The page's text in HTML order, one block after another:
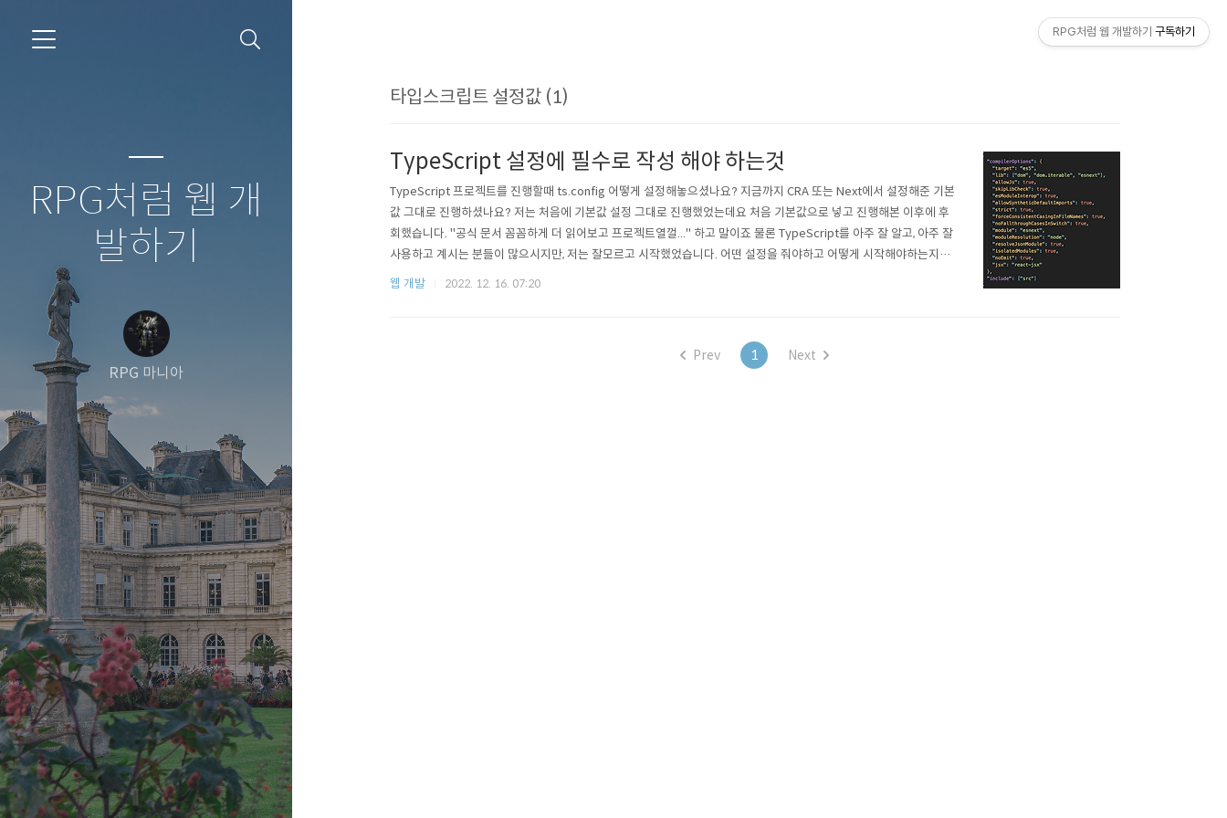
RPG처럼 웹 개
발하기
RPG 마니아
타입스크립트 설정값 (1)
TypeScript 설정에 필수로 작성 해야 하는것
TypeScript 프로젝트를 진행할때 ts.config 어떻게 설정해놓으셨나요? 지금까지 CRA 또는 Next에서 설정해준 기본
값 그대로 진행하셨나요? 저는 처음에 기본값 설정 그대로 진행했었는데요 처음 기본값으로 넣고 진행해본 이후에 후
회했습니다. "공식 문서 꼼꼼하게 더 읽어보고 프로젝트열껄..." 하고 말이죠 물론 TypeScript를 아주 잘 알고, 아주 잘
사용하고 계시는 분들이 많으시지만, 저는 잘모르고 시작했었습니다. 어떤 설정을 줘야하고 어떻게 시작해야하는지요.
그래서 오늘은 제가 후회했던 첫 기본 설정에 대해 말씀드리려고 합니다. TypeScript를 사용하기 시작하신지 얼마 안
웹 개발 2022. 12. 16. 07:20
Prev 1 Next
RPG처럼 웹 개발하기 구독하기